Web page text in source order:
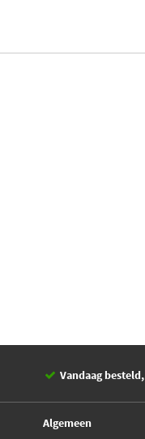
Vandaag besteld,
Algemeen